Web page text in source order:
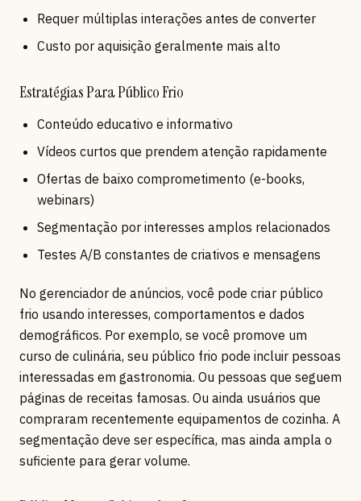
Requer múltiplas interações antes de converter
Custo por aquisição geralmente mais alto
Estratégias Para Público Frio
Conteúdo educativo e informativo
Vídeos curtos que prendem atenção rapidamente
Ofertas de baixo comprometimento (e-books,
webinars)
Segmentação por interesses amplos relacionados
Testes A/B constantes de criativos e mensagens
No gerenciador de anúncios, você pode criar público
frio usando interesses, comportamentos e dados
demográficos. Por exemplo, se você promove um
curso de culinária, seu público frio pode incluir pessoas
interessadas em gastronomia. Ou pessoas que seguem
páginas de receitas famosas. Ou ainda usuários que
compraram recentemente equipamentos de cozinha. A
segmentação deve ser específica, mas ainda ampla o
suficiente para gerar volume.